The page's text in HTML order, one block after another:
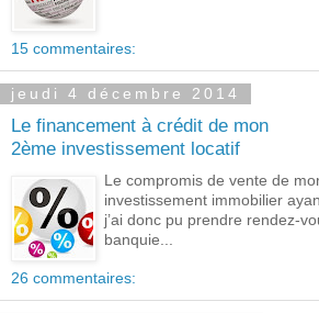
15 commentaires:
jeudi 4 décembre 2014
Le financement à crédit de mon
2ème investissement locatif
Le compromis de vente de
investissement immobilier
j’ai donc pu prendre rendez-
banquie...
26 commentaires: